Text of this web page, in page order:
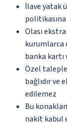
İlave yatak
Olası
kurumlarca
banka
Özel
bağlıdır
edilemez
Bu
nakit kabul